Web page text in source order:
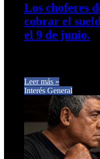
Los choferes
cobrar el
el 9 de junio.
Leer más »
Interés General